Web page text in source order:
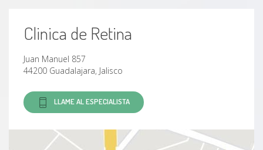
Clinica de Retina
Juan Manuel 857
44200 Guadalajara, Jalisco
LLAME AL ESPECIALISTA